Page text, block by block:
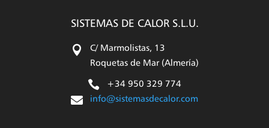
SISTEMAS DE CALOR S.L.U.

C/ Marmolistas, 13
Roquetas de Mar (Almería)
 +34 950 329 774
 info@sistemasdecalor.com